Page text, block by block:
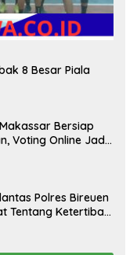
8 Besar Piala
Bersiap
Voting Online Jadi
Polres Bireuen
Tentang Ketertiban